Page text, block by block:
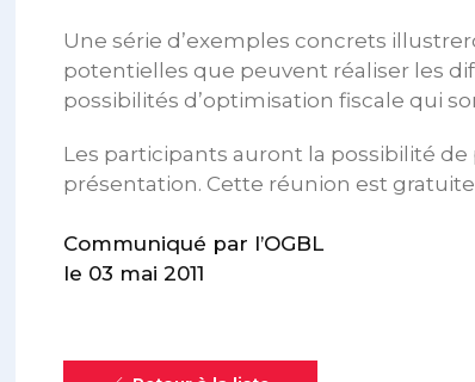
Une série d’exemples concrets
potentielles que peuvent réaliser les
possibilités d’optimisation fiscale qui
Les participants auront la possibilité
présentation. Cette réunion est
Communiqué par l’OGBL
le 03 mai 2011